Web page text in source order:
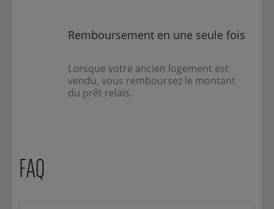
Remboursement en une seule fois
Lorsque votre ancien logement est
vendu, vous remboursez le montant
du prêt relais.
FAQ